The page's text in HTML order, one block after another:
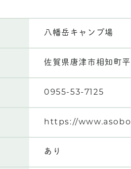
八幡岳キャンプ場
佐賀県唐津市相知町
0955-53-7125
https://
あり